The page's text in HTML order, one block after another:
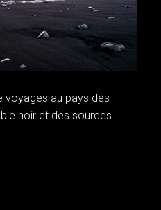
voyages au pays des
noir et des sources